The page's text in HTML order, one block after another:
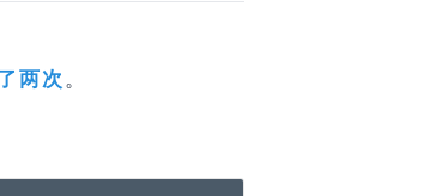
两次。